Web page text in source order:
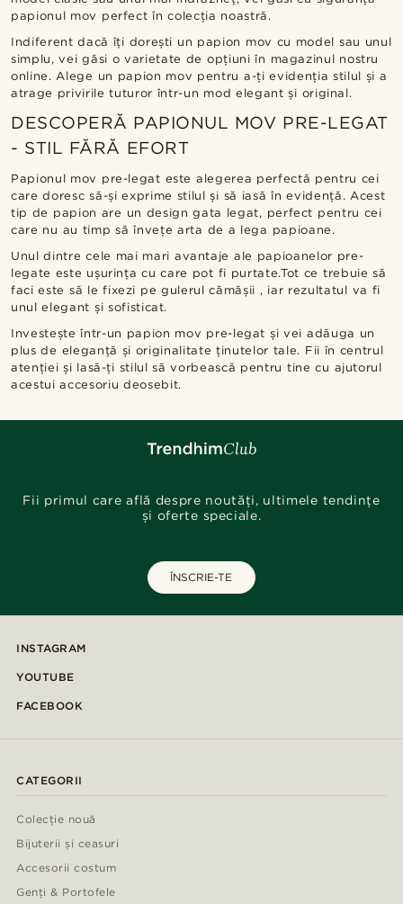
papionul mov perfect în colecția noastră.
Indiferent dacă îți dorești un papion mov cu model sau unul
simplu, vei găsi o varietate de opțiuni în magazinul nostru
online. Alege un papion mov pentru a-ți evidenția stilul și a
atrage privirile tuturor într-un mod elegant și original.
DESCOPERĂ PAPIONUL MOV PRE-LEGAT
- STIL FĂRĂ EFORT
Papionul mov pre-legat este alegerea perfectă pentru cei
care doresc să-și exprime stilul și să iasă în evidență. Acest
tip de papion are un design gata legat, perfect pentru cei
care nu au timp să învețe arta de a lega papioane.
Unul dintre cele mai mari avantaje ale papioanelor pre-
legate este ușurința cu care pot fi purtate.Tot ce trebuie să
faci este să le fixezi pe gulerul cămășii , iar rezultatul va fi
unul elegant și sofisticat.
Investește într-un papion mov pre-legat și vei adăuga un
plus de eleganță și originalitate ținutelor tale. Fii în centrul
atenției și lasă-ți stilul să vorbească pentru tine cu ajutorul
acestui accesoriu deosebit.
Fii primul care află despre noutăți, ultimele tendințe
și oferte speciale.
ÎNSCRIE-TE
INSTAGRAM
YOUTUBE
FACEBOOK
CATEGORII
Colecție nouă
Bijuterii și ceasuri
Accesorii costum
Genți & Portofele